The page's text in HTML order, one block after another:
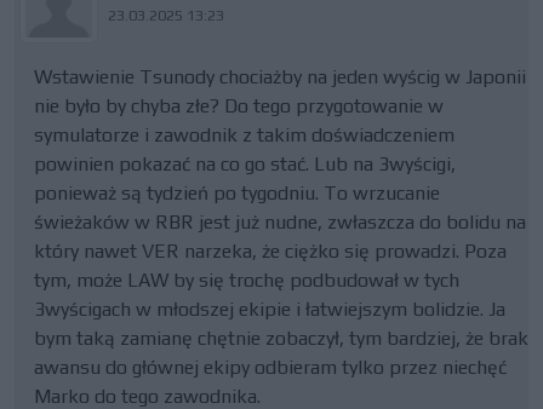
23.03.2025 13:23
Wstawienie Tsunody chociażby na jeden wyścig w Japonii
nie było by chyba złe? Do tego przygotowanie w
symulatorze i zawodnik z takim doświadczeniem
powinien pokazać na co go stać. Lub na 3wyścigi,
ponieważ są tydzień po tygodniu. To wrzucanie
świeżaków w RBR jest już nudne, zwłaszcza do bolidu na
który nawet VER narzeka, że ciężko się prowadzi. Poza
tym, może LAW by się trochę podbudował w tych
3wyścigach w młodszej ekipie i łatwiejszym bolidzie. Ja
bym taką zamianę chętnie zobaczył, tym bardziej, że brak
awansu do głównej ekipy odbieram tylko przez niechęć
Marko do tego zawodnika.